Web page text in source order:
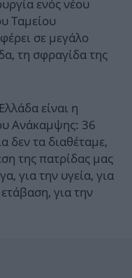
ενός νέου
Ταμείου
σε μεγάλο
τη σφραγίδα της
είναι η
Ανάκαμψης: 36
δεν τα διαθέταμε,
της πατρίδας μας
για την υγεία, για
για την